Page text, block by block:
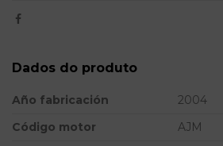
Dados do produto
Año fabricación
2004
Código motor
AJM